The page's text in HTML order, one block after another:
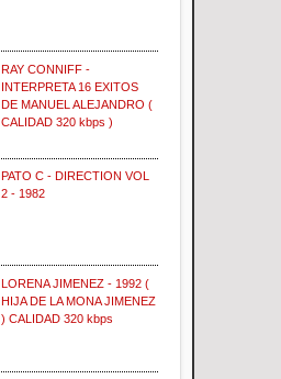
RAY CONNIFF -
INTERPRETA 16 EXITOS
DE MANUEL ALEJANDRO (
CALIDAD 320 kbps )
PATO C - DIRECTION VOL
2 - 1982
LORENA JIMENEZ - 1992 (
HIJA DE LA MONA JIMENEZ
) CALIDAD 320 kbps